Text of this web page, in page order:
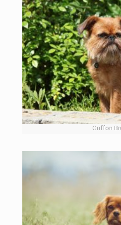
Griffon